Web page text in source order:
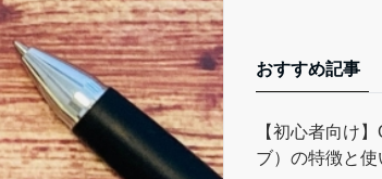
おすすめ記事
【初心者向け
ブ）の特徴と